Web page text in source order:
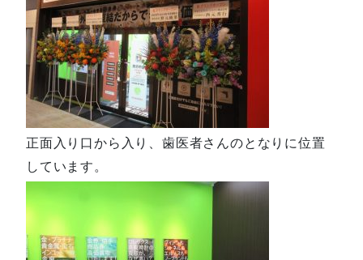
正面入り口から入り、歯医者さんのとなりに位置
しています。